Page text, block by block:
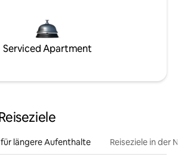
Serviced Apartment
für längere Aufenthalte Reiseziele in der